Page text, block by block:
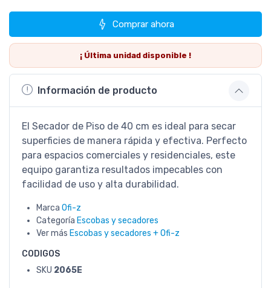
Comprar ahora
¡ Última unidad disponible !
Información de producto
El Secador de Piso de 40 cm es ideal para secar
superficies de manera rápida y efectiva. Perfecto
para espacios comerciales y residenciales, este
equipo garantiza resultados impecables con
facilidad de uso y alta durabilidad.
Marca Ofi-z
Categoría Escobas y secadores
Ver más Escobas y secadores + Ofi-z
CODIGOS
SKU 2065E